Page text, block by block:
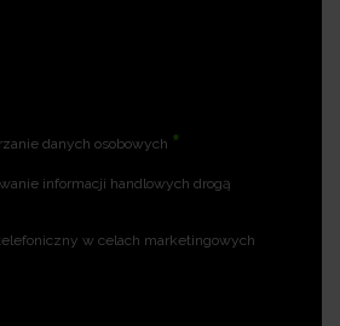
danych osobowych *
informacji handlowych drogą
w celach marketingowych